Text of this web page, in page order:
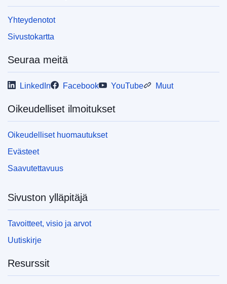
Yhteydenotot
Sivustokartta
Seuraa meitä
LinkedIn Facebook YouTube Muut
Oikeudelliset ilmoitukset
Oikeudelliset huomautukset
Evästeet
Saavutettavuus
Sivuston ylläpitäjä
Tavoitteet, visio ja arvot
Uutiskirje
Resurssit